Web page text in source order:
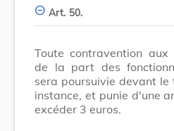
Art. 50.
Toute contravention aux
de la part des
sera poursuivie devant
instance, et punie d'une
excéder 3 euros.